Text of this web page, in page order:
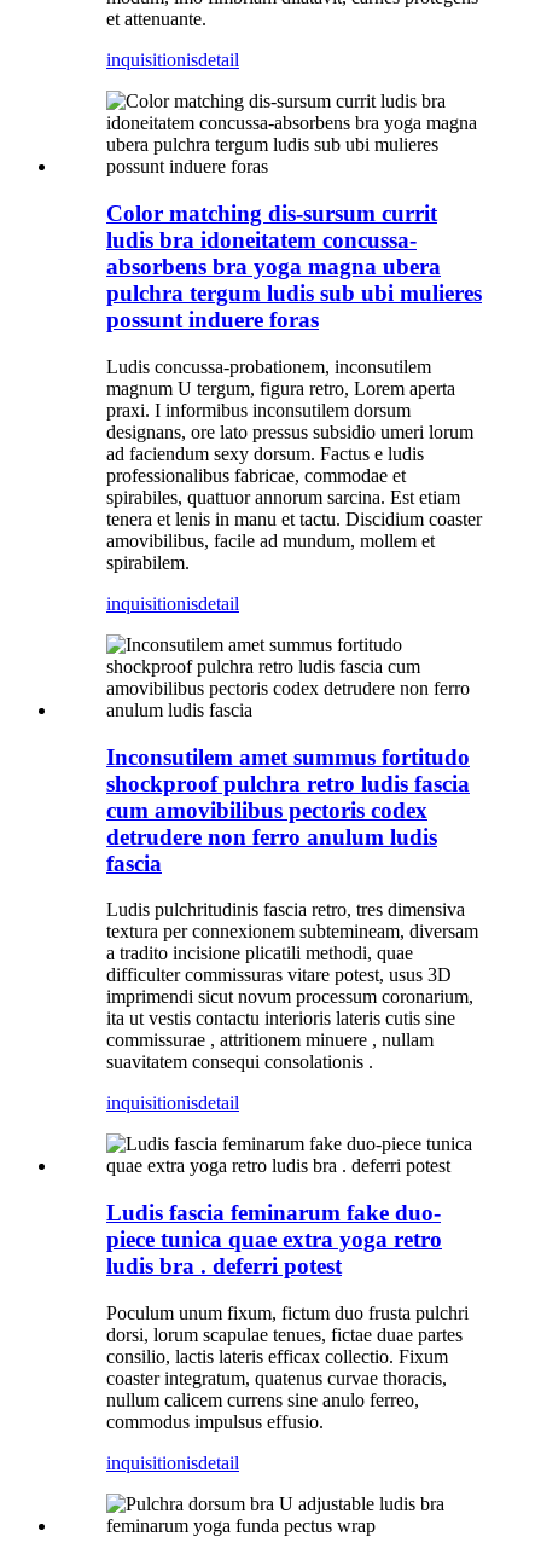
et attenuante.
inquisitionisdetail
Color matching dis-sursum currit
ludis bra idoneitatem concussa-
absorbens bra yoga magna ubera
pulchra tergum ludis sub ubi mulieres
possunt induere foras
Ludis concussa-probationem, inconsutilem
magnum U tergum, figura retro, Lorem aperta
praxi. I informibus inconsutilem dorsum
designans, ore lato pressus subsidio umeri lorum
ad faciendum sexy dorsum. Factus e ludis
professionalibus fabricae, commodae et
spirabiles, quattuor annorum sarcina. Est etiam
tenera et lenis in manu et tactu. Discidium coaster
amovibilibus, facile ad mundum, mollem et
spirabilem.
inquisitionisdetail
Inconsutilem amet summus fortitudo
shockproof pulchra retro ludis fascia
cum amovibilibus pectoris codex
detrudere non ferro anulum ludis
fascia
Ludis pulchritudinis fascia retro, tres dimensiva
textura per connexionem subtemineam, diversam
a tradito incisione plicatili methodi, quae
difficulter commissuras vitare potest, usus 3D
imprimendi sicut novum processum coronarium,
ita ut vestis contactu interioris lateris cutis sine
commissurae , attritionem minuere , nullam
suavitatem consequi consolationis .
inquisitionisdetail
Ludis fascia feminarum fake duo-
piece tunica quae extra yoga retro
ludis bra . deferri potest
Poculum unum fixum, fictum duo frusta pulchri
dorsi, lorum scapulae tenues, fictae duae partes
consilio, lactis lateris efficax collectio. Fixum
coaster integratum, quatenus curvae thoracis,
nullum calicem currens sine anulo ferreo,
commodus impulsus effusio.
inquisitionisdetail